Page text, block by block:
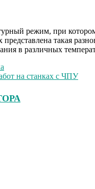
режим, при
такая
в различных
на станках с ЧПУ